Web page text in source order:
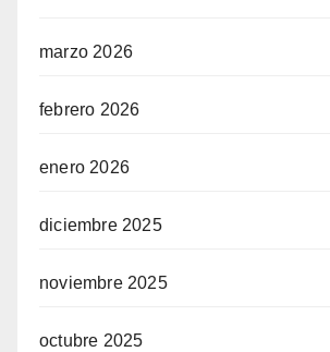
marzo 2026
febrero 2026
enero 2026
diciembre 2025
noviembre 2025
octubre 2025